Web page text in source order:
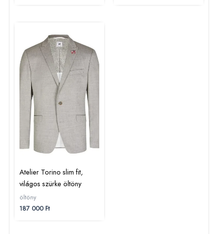
Atelier Torino slim fit,
világos szürke öltöny
öltöny
187 000Ft